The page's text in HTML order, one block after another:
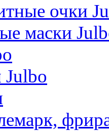
очки
маски